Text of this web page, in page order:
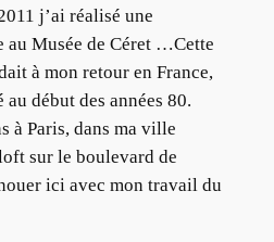
j’ai réalisé une
Musée de Céret …Cette
à mon retour en France,
début des années 80.
à Paris, dans ma ville
sur le boulevard de
ici avec mon travail du